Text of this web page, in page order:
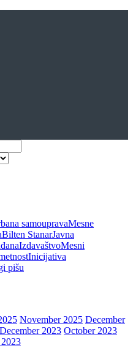
samoupravaMesne
Bilten StanarJavna
IzdavaštvoMesni
Inicijativa
pišu
November 2025 December
December 2023 October 2023